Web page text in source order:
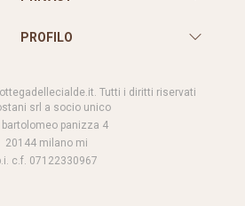
PROFILO
Tutti i diritti riservati
srl a socio unico
bartolomeo panizza 4
20144 milano mi
c.f. 07122330967